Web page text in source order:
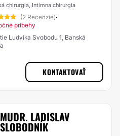
chirurgia, Intímna chirurgia
(2 Recenzie)·
príbehy
Ludvíka Svobodu 1, Banská
KONTAKTOVAŤ
MUDR. LADISLAV
SLOBODNÍK